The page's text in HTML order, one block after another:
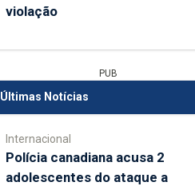
violação
PUB
Últimas Notícias
Internacional
Polícia canadiana acusa 2
adolescentes do ataque a